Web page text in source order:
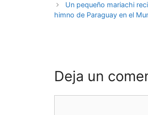
Un pequeño mariachi
himno de Paraguay en el
Deja un